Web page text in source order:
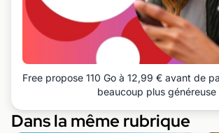
Free propose 110 Go à 12,99 € avant de
beaucoup plus généreuse
Dans la même rubrique